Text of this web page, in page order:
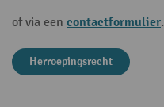
of via een contactformulier.
Herroepingsrecht